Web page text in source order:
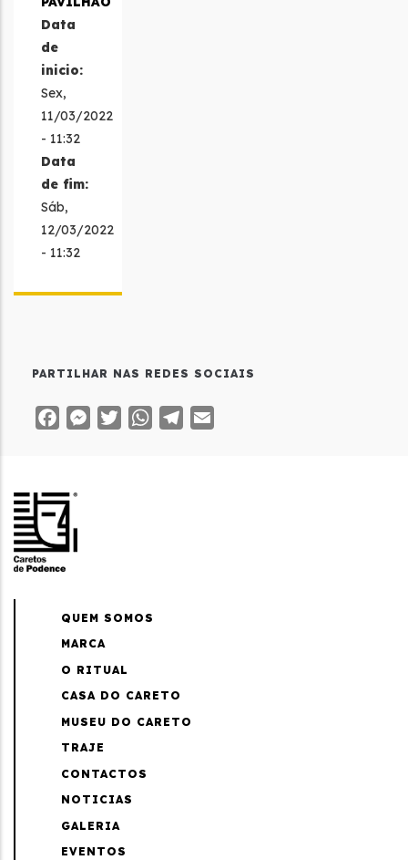
Data
de
inicio:
Sex,
11/03/2022
- 11:32
Data
de fim:
Sáb,
12/03/2022
- 11:32
PARTILHAR NAS REDES SOCIAIS
FacebookMessenger
TwitterWhatsAppTelegram
QUEM SOMOS
MARCA
O RITUAL
CASA DO CARETO
MUSEU DO CARETO
TRAJE
CONTACTOS
NOTICIAS
GALERIA
EVENTOS